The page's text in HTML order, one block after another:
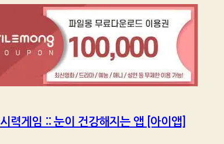
시력게임 :: 눈이 건강해지는 앱 [아이앱]